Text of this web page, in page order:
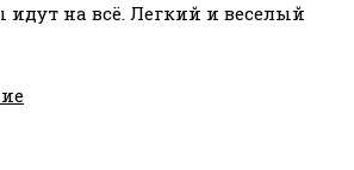
на всё. Легкий и веселый
ФИЛЬМ